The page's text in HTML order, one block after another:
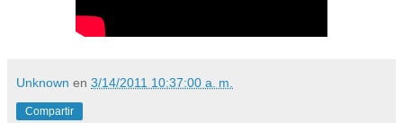
Unknown en 3/14/2011 10:37:00 a. m.
Compartir